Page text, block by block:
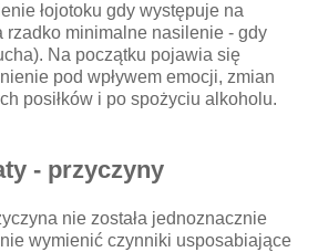
łojotoku gdy występuje na
rzadko minimalne nasilenie - gdy
Na początku pojawia się
pod wpływem emocji, zmian
posiłków i po spożyciu alkoholu.
- przyczyny
nie została jednoznacznie
wymienić czynniki usposabiające